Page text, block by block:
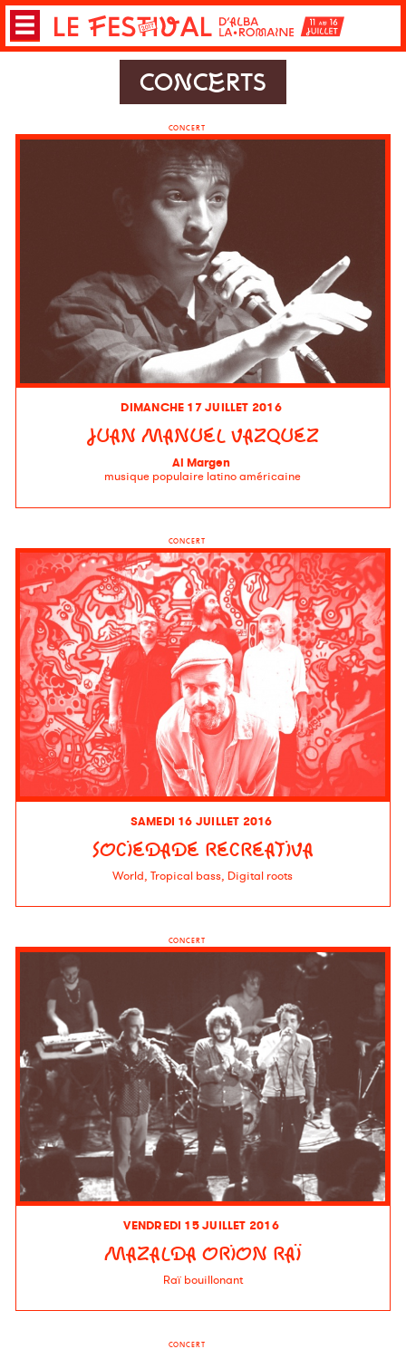
CONCERTS
CONCERT
DIMANCHE 17 JUILLET 2016
JUAN MANUEL VAZQUEZ
Al Margen
musique populaire latino américaine
CONCERT
SAMEDI 16 JUILLET 2016
SOCIEDADE RECREATIVA
World, Tropical bass, Digital roots
CONCERT
VENDREDI 15 JUILLET 2016
MAZALDA ORION RAÏ
Raï bouillonant
CONCERT